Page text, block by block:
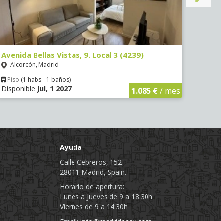
Avenida Bellas Vistas, 9. Local 3 (4239)
Alcorcón, Madrid
Piso (1 habs - 1 baños)
Disponible Jul, 1 2027 1.085 €/ mes
Ayuda
Calle Cebreros, 152
28011 Madrid, Spain.
Horario de apertura:
Lunes a Jueves de 9 a 18:30h
Viernes de 9 a 14:30h